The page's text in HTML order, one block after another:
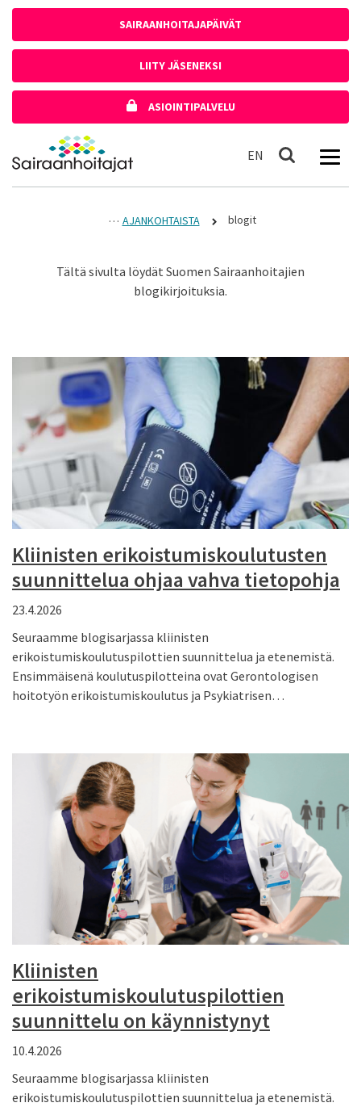
SAIRAANHOITAJAPÄIVÄT
LIITY JÄSENEKSI
ASIOINTIPALVELU
Etusivulle
EN In English
Haku
AJANKOHTAISTA blogit
Tältä sivulta löydät Suomen Sairaanhoitajien
blogikirjoituksia.
Kliinisten erikoistumiskoulutusten
suunnittelua ohjaa vahva tietopohja
23.4.2026
Seuraamme blogisarjassa kliinisten
erikoistumiskoulutuspilottien suunnittelua ja etenemistä.
Ensimmäisenä koulutuspilotteina ovat Gerontologisen
hoitotyön erikoistumiskoulutus ja Psykiatrisen…
Kliinisten
erikoistumiskoulutuspilottien
suunnittelu on käynnistynyt
10.4.2026
Seuraamme blogisarjassa kliinisten
erikoistumiskoulutuspilottien suunnittelua ja etenemistä.